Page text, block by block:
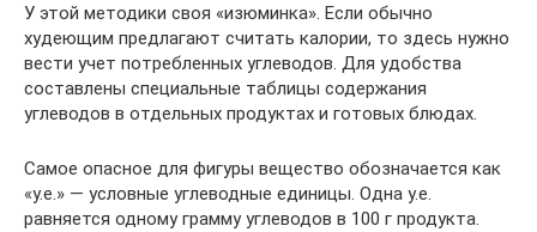
У этой методики своя «изюминка». Если обычно
худеющим предлагают считать калории, то здесь нужно
вести учет потребленных углеводов. Для удобства
составлены специальные таблицы содержания
углеводов в отдельных продуктах и готовых блюдах.
Самое опасное для фигуры вещество обозначается как
«у.е.» — условные углеводные единицы. Одна у.е.
равняется одному грамму углеводов в 100 г продукта.